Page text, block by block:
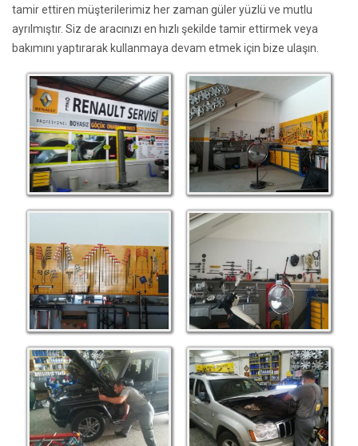
tamir ettiren müşterilerimiz her zaman güler yüzlü ve mutlu
ayrılmıştır. Siz de aracınızı en hızlı şekilde tamir ettirmek veya
bakımını yaptırarak kullanmaya devam etmek için bize ulaşın.